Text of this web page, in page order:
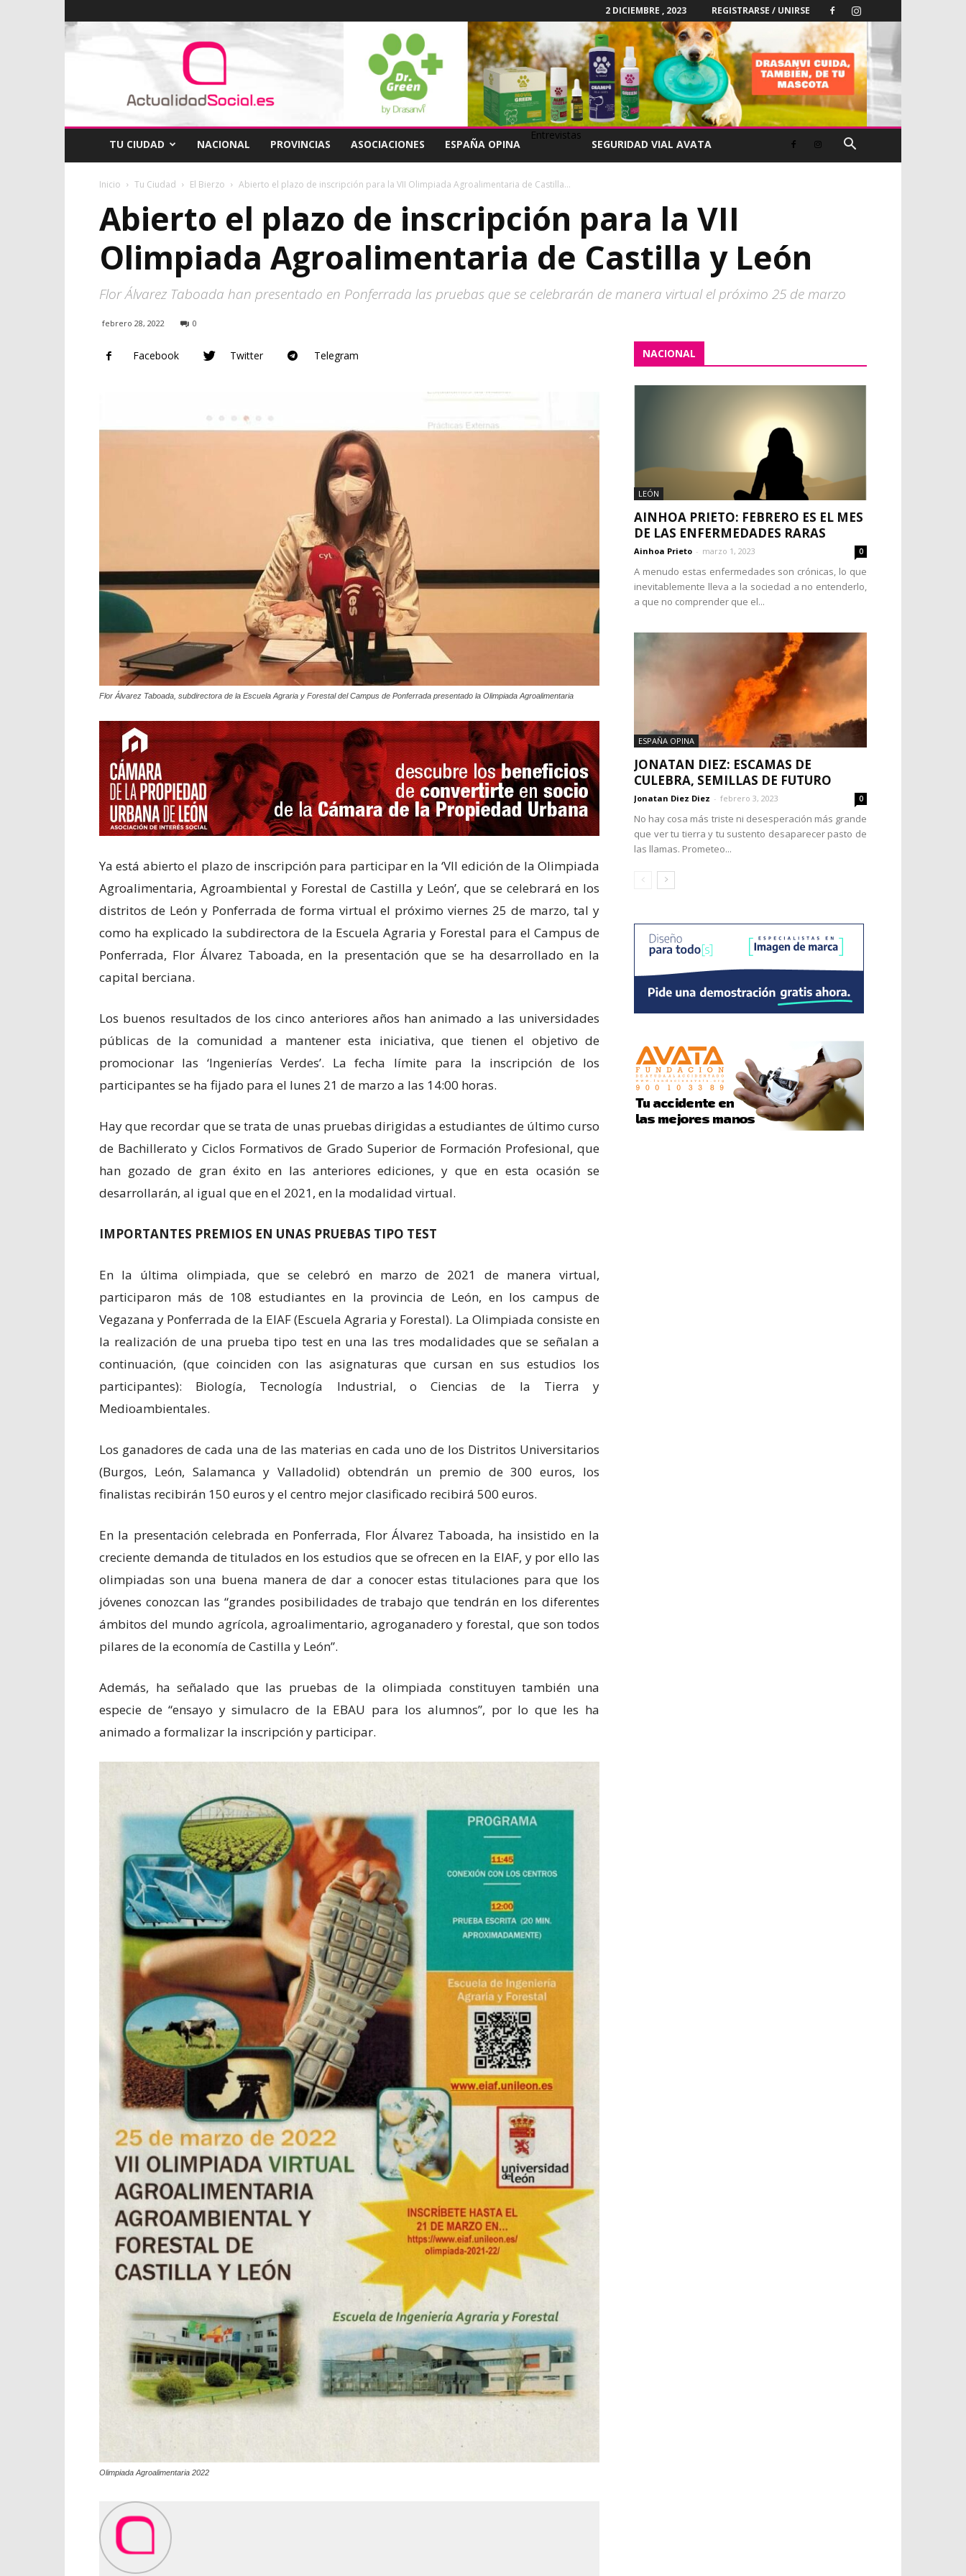
2 DICIEMBRE , 2023 REGISTRARSE / UNIRSE
ActualidadSocial
TU CIUDAD NACIONAL PROVINCIAS ASOCIACIONES ESPAÑA OPINA
Entrevistas
SEGURIDAD VIAL AVATA
Inicio Tu Ciudad El Bierzo Abierto el plazo de inscripción para la VII Olimpiada Agroalimentaria de Castilla...
Abierto el plazo de inscripción para la VII
Olimpiada Agroalimentaria de Castilla y León
Flor Álvarez Taboada han presentado en Ponferrada las pruebas que se celebrarán de manera virtual el próximo 25 de marzo
febrero 28, 2022 0
Facebook Twitter Telegram
Flor Álvarez Taboada, subdirectora de la Escuela Agraria y Forestal del Campus de Ponferrada presentado la Olimpiada Agroalimentaria
Ya está abierto el plazo de inscripción para participar en la ‘VII edición de la Olimpiada
Agroalimentaria, Agroambiental y Forestal de Castilla y León’, que se celebrará en los
distritos de León y Ponferrada de forma virtual el próximo viernes 25 de marzo, tal y
como ha explicado la subdirectora de la Escuela Agraria y Forestal para el Campus de
Ponferrada, Flor Álvarez Taboada, en la presentación que se ha desarrollado en la
capital berciana.
Los buenos resultados de los cinco anteriores años han animado a las universidades
públicas de la comunidad a mantener esta iniciativa, que tienen el objetivo de
promocionar las ‘Ingenierías Verdes’. La fecha límite para la inscripción de los
participantes se ha fijado para el lunes 21 de marzo a las 14:00 horas.
Hay que recordar que se trata de unas pruebas dirigidas a estudiantes de último curso
de Bachillerato y Ciclos Formativos de Grado Superior de Formación Profesional, que
han gozado de gran éxito en las anteriores ediciones, y que en esta ocasión se
desarrollarán, al igual que en el 2021, en la modalidad virtual.
IMPORTANTES PREMIOS EN UNAS PRUEBAS TIPO TEST
En la última olimpiada, que se celebró en marzo de 2021 de manera virtual,
participaron más de 108 estudiantes en la provincia de León, en los campus de
Vegazana y Ponferrada de la EIAF (Escuela Agraria y Forestal). La Olimpiada consiste en
la realización de una prueba tipo test en una las tres modalidades que se señalan a
continuación, (que coinciden con las asignaturas que cursan en sus estudios los
participantes): Biología, Tecnología Industrial, o Ciencias de la Tierra y
Medioambientales.
Los ganadores de cada una de las materias en cada uno de los Distritos Universitarios
(Burgos, León, Salamanca y Valladolid) obtendrán un premio de 300 euros, los
finalistas recibirán 150 euros y el centro mejor clasificado recibirá 500 euros.
En la presentación celebrada en Ponferrada, Flor Álvarez Taboada, ha insistido en la
creciente demanda de titulados en los estudios que se ofrecen en la EIAF, y por ello las
olimpiadas son una buena manera de dar a conocer estas titulaciones para que los
jóvenes conozcan las “grandes posibilidades de trabajo que tendrán en los diferentes
ámbitos del mundo agrícola, agroalimentario, agroganadero y forestal, que son todos
pilares de la economía de Castilla y León”.
Además, ha señalado que las pruebas de la olimpiada constituyen también una
especie de “ensayo y simulacro de la EBAU para los alumnos”, por lo que les ha
animado a formalizar la inscripción y participar.
Olimpiada Agroalimentaria 2022
NACIONAL
LEÓN
AINHOA PRIETO: FEBRERO ES EL MES
DE LAS ENFERMEDADES RARAS
Ainhoa Prieto - marzo 1, 2023 0
A menudo estas enfermedades son crónicas, lo que
inevitablemente lleva a la sociedad a no entenderlo,
a que no comprender que el...
ESPAÑA OPINA
JONATAN DIEZ: ESCAMAS DE
CULEBRA, SEMILLAS DE FUTURO
Jonatan Diez Diez - febrero 3, 2023 0
No hay cosa más triste ni desesperación más grande
que ver tu tierra y tu sustento desaparecer pasto de
las llamas. Prometeo...